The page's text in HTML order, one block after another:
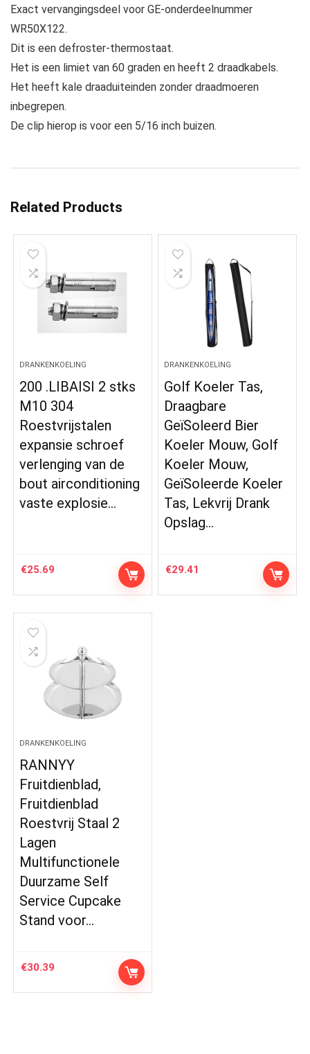
Exact vervangingsdeel voor GE-onderdeelnummer
WR50X122.
Dit is een defroster-thermostaat.
Het is een limiet van 60 graden en heeft 2 draadkabels.
Het heeft kale draaduiteinden zonder draadmoeren
inbegrepen.
De clip hierop is voor een 5/16 inch buizen.
Related Products
DRANKENKOELING
200 .LIBAISI 2 stks
M10 304
Roestvrijstalen
expansie schroef
verlenging van de
bout airconditioning
vaste explosie…
€25.69
DRANKENKOELING
Golf Koeler Tas,
Draagbare
GeïSoleerd Bier
Koeler Mouw, Golf
Koeler Mouw,
GeïSoleerde Koeler
Tas, Lekvrij Drank
Opslag…
€29.41
DRANKENKOELING
RANNYY
Fruitdienblad,
Fruitdienblad
Roestvrij Staal 2
Lagen
Multifunctionele
Duurzame Self
Service Cupcake
Stand voor…
€30.39